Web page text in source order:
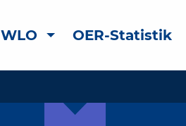
WLO OER-Statistik